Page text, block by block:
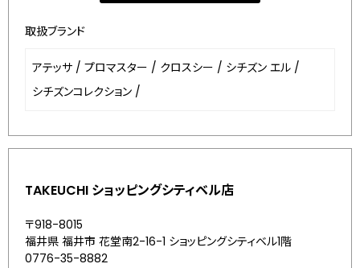
取扱ブランド
アテッサ / プロマスター / クロスシー / シチズン エル /
シチズンコレクション /
TAKEUCHI ショッピングシティベル店
〒918-8015
福井県 福井市 花堂南2-16-1 ショッピングシティベル1階
0776-35-8882